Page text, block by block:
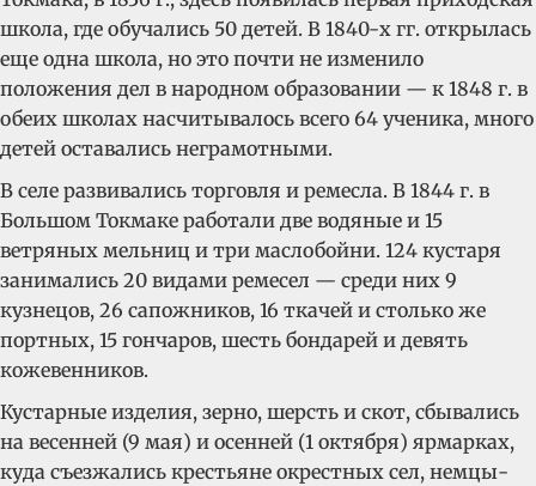
школа, где обучались 50 детей. В 1840-х гг. открылась
еще одна школа, но это почти не изменило
положения дел в народном образовании — к 1848 г. в
обеих школах насчитывалось всего 64 ученика, много
детей оставались неграмотными.
В селе развивались торговля и ремесла. В 1844 г. в
Большом Токмаке работали две водяные и 15
ветряных мельниц и три маслобойни. 124 кустаря
занимались 20 видами ремесел — среди них 9
кузнецов, 26 сапожников, 16 ткачей и столько же
портных, 15 гончаров, шесть бондарей и девять
кожевенников.
Кустарные изделия, зерно, шерсть и скот, сбывались
на весенней (9 мая) и осенней (1 октября) ярмарках,
куда съезжались крестьяне окрестных сел, немцы-